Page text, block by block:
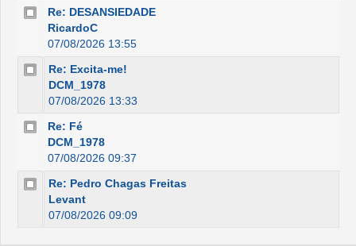
Re: DESANSIEDADE
RicardoC
07/08/2026 13:55
Re: Excita-me!
DCM_1978
07/08/2026 13:33
Re: Fé
DCM_1978
07/08/2026 09:37
Re: Pedro Chagas Freitas
Levant
07/08/2026 09:09